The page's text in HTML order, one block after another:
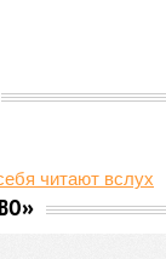
леса» пайщики ЖК
Group начала